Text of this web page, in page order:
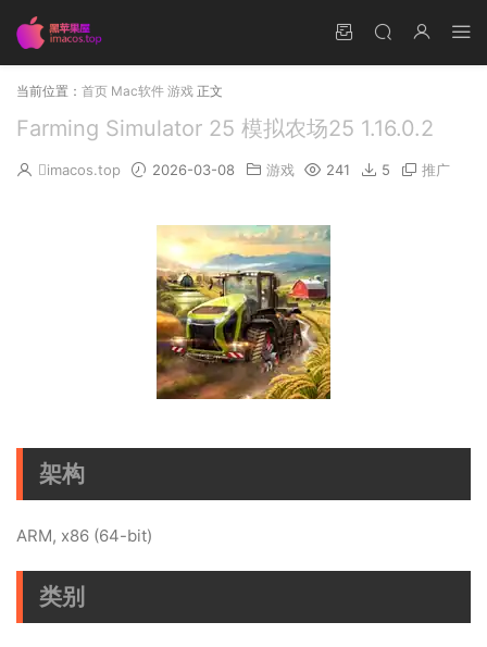
当前位置： 首页 Mac软件 游戏 正文
Farming Simulator 25 模拟农场25 1.16.0.2
imacos.top 2026-03-08 游戏 241 5 推广
架构
ARM, x86 (64-bit)
类别